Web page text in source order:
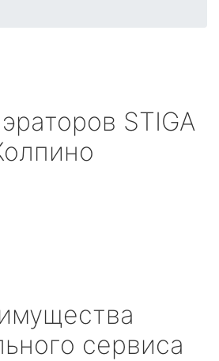
STIGA
сервиса